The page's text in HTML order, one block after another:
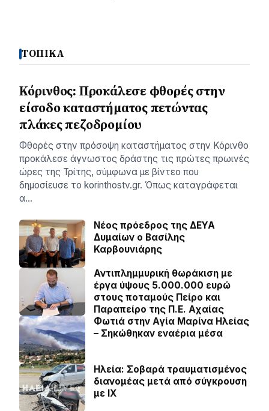
ΤΟΠΙΚΑ
Κόρινθος: Προκάλεσε φθορές στην
είσοδο καταστήματος πετώντας
πλάκες πεζοδρομίου
Φθορές στην πρόσοψη καταστήματος στην Κόρινθο
προκάλεσε άγνωστος δράστης τις πρώτες πρωινές
ώρες της Τρίτης, σύμφωνα με βίντεο που
δημοσίευσε το korinthostv.gr. Όπως καταγράφεται
α…
Νέος πρόεδρος της ΔΕΥΑ
Δυμαίων ο Βασίλης
Καρβουνιάρης
Αντιπλημμυρική θωράκιση με
έργα ύψους 5.000.000 ευρώ
στους ποταμούς Πείρο και
Παραπείρο της Π.Ε. Αχαίας
Φωτιά στην Aγία Μαρίνα Ηλείας
– Σηκώθηκαν εναέρια μέσα
Ηλεία: Σοβαρά τραυματισμένος
διανομέας μετά από σύγκρουση
με ΙΧ